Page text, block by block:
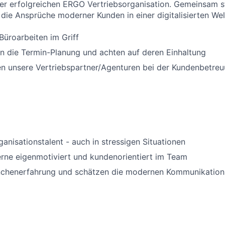
erfolgreichen ERGO Vertriebsorganisation. Gemeinsam
Ansprüche moderner Kunden in einer digitalisierten
im Griff
die Termin-Planung und achten auf deren Einhaltung
unsere Vertriebspartner/Agenturen bei der
- auch in stressigen Situationen
eigenmotiviert und kundenorientiert im Team
und schätzen die modernen